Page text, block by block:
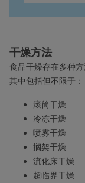
干燥方法
食品干燥存在多种
其中包括但不限于：
滚筒干燥
冷冻干燥
喷雾干燥
搁架干燥
流化床干燥
超临界干燥